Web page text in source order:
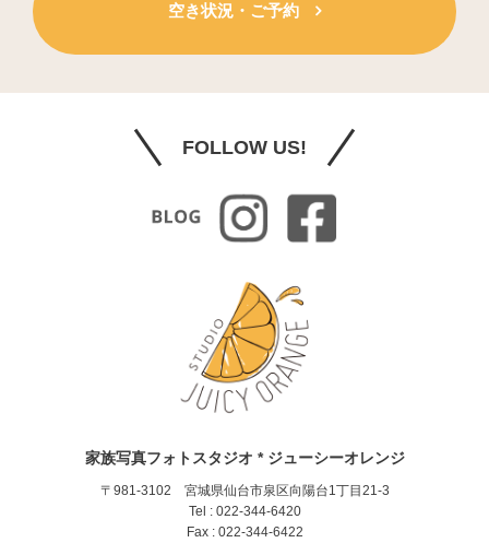
空き状況・ご予約
FOLLOW US!
家族写真フォトスタジオ * ジューシーオレンジ
〒981-3102 宮城県仙台市泉区向陽台1丁目21-3
Tel : 022-344-6420
Fax : 022-344-6422